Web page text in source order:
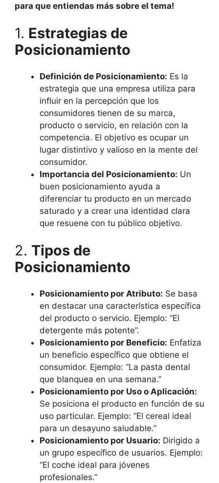
para que entiendas más sobre el tema!
1. Estrategias de
Posicionamiento
Definición de Posicionamiento: Es la
estrategia que una empresa utiliza para
influir en la percepción que los
consumidores tienen de su marca,
producto o servicio, en relación con la
competencia. El objetivo es ocupar un
lugar distintivo y valioso en la mente del
consumidor.
Importancia del Posicionamiento: Un
buen posicionamiento ayuda a
diferenciar tu producto en un mercado
saturado y a crear una identidad clara
que resuene con tu público objetivo.
2. Tipos de
Posicionamiento
Posicionamiento por Atributo: Se basa
en destacar una característica específica
del producto o servicio. Ejemplo: “El
detergente más potente”.
Posicionamiento por Beneficio: Enfatiza
un beneficio específico que obtiene el
consumidor. Ejemplo: “La pasta dental
que blanquea en una semana.”
Posicionamiento por Uso o Aplicación:
Se posiciona el producto en función de su
uso particular. Ejemplo: “El cereal ideal
para un desayuno saludable.”
Posicionamiento por Usuario: Dirigido a
un grupo específico de usuarios. Ejemplo:
“El coche ideal para jóvenes
profesionales.”